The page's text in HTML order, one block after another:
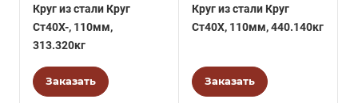
Круг из стали Круг
Ст40Х-, 110мм,
313.320кг
Заказать
Круг из стали Круг
Ст40Х, 110мм, 440.140кг
Заказать